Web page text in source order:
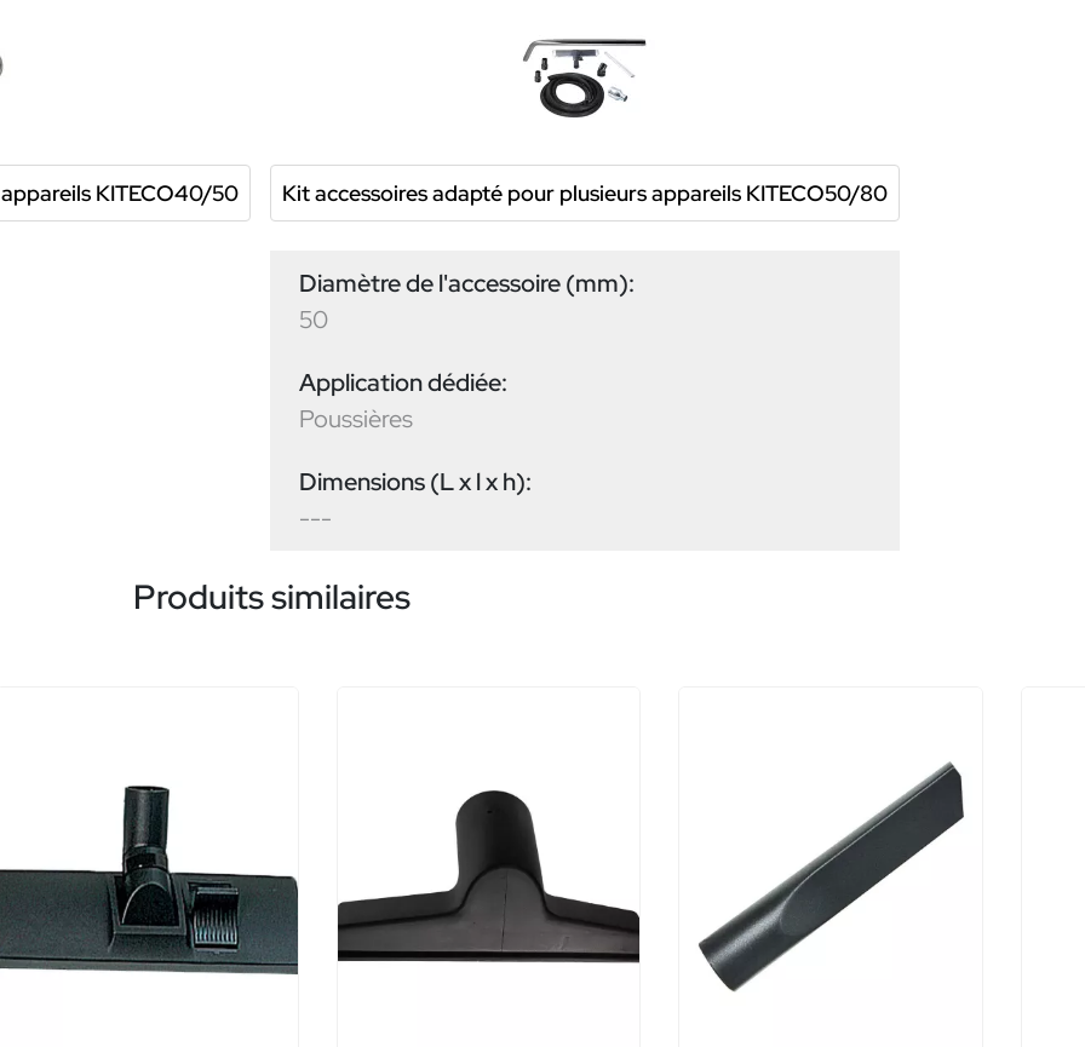
KITECO40/50 Kit accessoires adapté pour plusieurs appareils KITECO50/80
Diamètre de l'accessoire (mm):
50
Application dédiée:
Poussières
Dimensions (L x l x h):
---
Produits similaires